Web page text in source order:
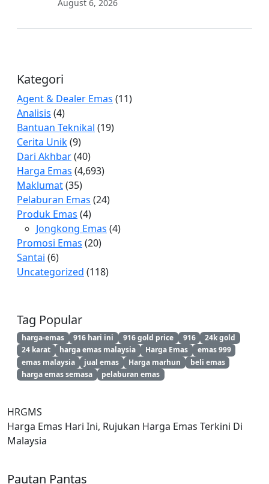
August 6, 2026
Kategori
Agent & Dealer Emas (11)
Analisis (4)
Bantuan Teknikal (19)
Cerita Unik(9)
Dari Akhbar(40)
Harga Emas (4,693)
Maklumat(35)
Pelaburan Emas (24)
Produk Emas (4)
Jongkong Emas (4)
Promosi Emas (20)
Santai (6)
Uncategorized (118)
Tag Popular
harga-emas 916 hari ini 916 gold price 916
24k gold
24 karat
harga emas malaysia Harga Emas
emas 999
emas malaysia
jual emas Harga marhun
beli emas
harga emas semasa
pelaburan emas
HRGMS
Harga Emas Hari Ini, Rujukan Harga Emas Terkini Di
Malaysia
Pautan Pantas